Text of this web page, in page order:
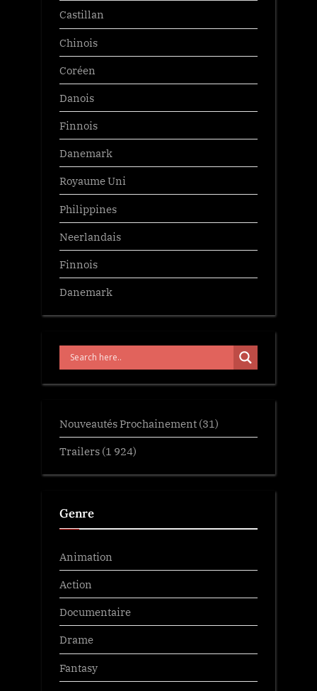
Castillan
Chinois
Coréen
Danois
Finnois
Danemark
Royaume Uni
Philippines
Neerlandais
Finnois
Danemark
Nouveautés Prochainement (31)
Trailers (1 924)
Genre
Animation
Action
Documentaire
Drame
Fantasy